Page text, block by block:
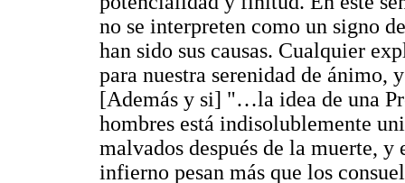
no se interpreten como un signo
han sido sus causas. Cualquier
para nuestra serenidad de ánimo,
[Además y si] "…la idea de una
hombres está indisolublemente
malvados después de la muerte,
infierno pesan más que los